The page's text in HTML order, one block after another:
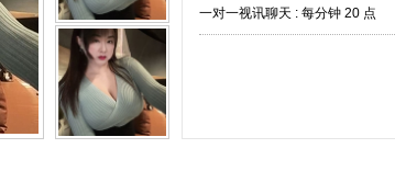
一对一视讯聊天 : 每分钟 20 点